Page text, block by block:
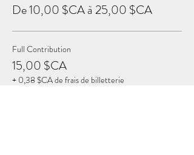
De 10,00 $CA à 25,00 $CA
Full Contribution
15,00 $CA
+ 0,38 $CA de frais de billetterie